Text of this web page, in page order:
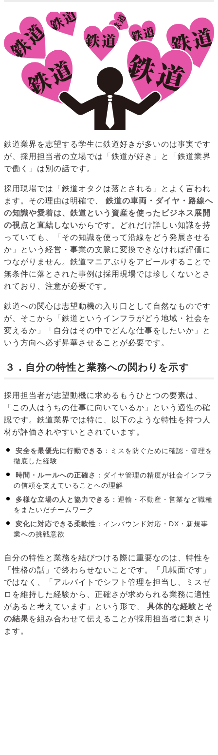
鉄道業界を志望する学生に鉄道好きが多いのは事実です
が、採用担当者の立場では「鉄道が好き」と「鉄道業界
で働く」は別の話です。
採用現場では「鉄道オタクは落とされる」とよく言われ
ます。その理由は明確で、
鉄道の車両・ダイヤ・路線へ
の知識や愛着は、鉄道という資産を使ったビジネス展開
の視点と直結しないからです。どれだけ詳しい知識を持
っていても、「その知識を使って沿線をどう発展させる
か」という経営・事業の文脈に変換できなければ評価に
つながりません。鉄道マニアぶりをアピールすることで
無条件に落とされた事例は採用現場では珍しくないとさ
れており、注意が必要です。
鉄道への関心は志望動機の入り口として自然なものです
が、そこから「鉄道というインフラがどう地域・社会を
変えるか」「自分はその中でどんな仕事をしたいか」と
いう方向へ必ず昇華させることが必要です。
３．自分の特性と業務への関わりを示す
採用担当者が志望動機に求めるもうひとつの要素は、
「この人はうちの仕事に向いているか」という適性の確
認です。鉄道業界では特に、以下のような特性を持つ人
材が評価されやすいとされています。
安全を最優先に行動できる ：ミスを防ぐために確認・管理を
徹底した経験
時間・ルールへの正確さ ：ダイヤ管理の精度が社会インフラ
の信頼を支えていることへの理解
多様な立場の人と協力できる ：運輸・不動産・営業など職種
をまたいだチームワーク
変化に対応できる柔軟性 ：インバウンド対応・DX・新規事
業への挑戦意欲
自分の特性と業務を結びつける際に重要なのは、特性を
「性格の話」で終わらせないことです。「几帳面です」
ではなく、「アルバイトでシフト管理を担当し、ミスゼ
ロを維持した経験から、正確さが求められる業務に適性
があると考えています」という形で、
具体的な経験とそ
の結果を組み合わせて伝えることが採用担当者に刺さり
ます。